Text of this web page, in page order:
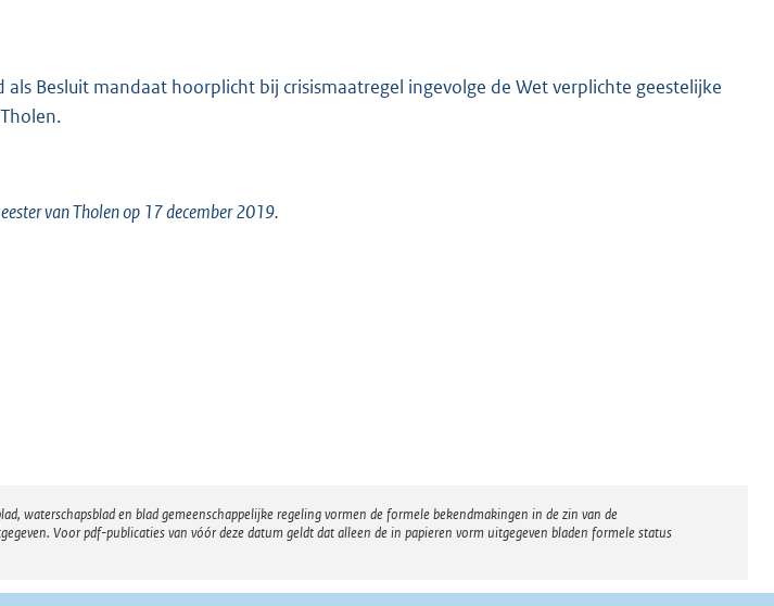
Besluit mandaat hoorplicht bij crisismaatregel ingevolge de Wet verplichte geestelijke
van Tholen op 17 december 2019.
waterschapsblad en blad gemeenschappelijke regeling vormen de formele bekendmakingen in de zin van de
Voor pdf-publicaties van vóór deze datum geldt dat alleen de in papieren vorm uitgegeven bladen formele status